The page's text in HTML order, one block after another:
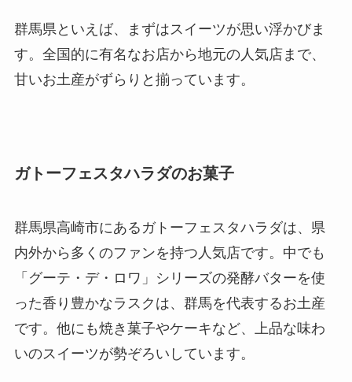
群馬県といえば、まずはスイーツが思い浮かびま
す。全国的に有名なお店から地元の人気店まで、
甘いお土産がずらりと揃っています。
ガトーフェスタハラダのお菓子
群馬県高崎市にあるガトーフェスタハラダは、県
内外から多くのファンを持つ人気店です。中でも
「グーテ・デ・ロワ」シリーズの発酵バターを使
った香り豊かなラスクは、群馬を代表するお土産
です。他にも焼き菓子やケーキなど、上品な味わ
いのスイーツが勢ぞろいしています。